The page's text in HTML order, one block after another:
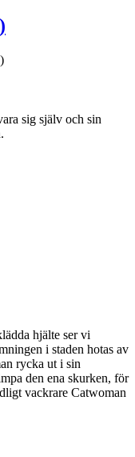
sig själv och sin
hjälte ser vi
i staden hotas av
rycka ut i sin
den ena skurken, för
vackrare Catwoman